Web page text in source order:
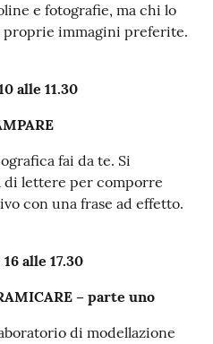
e fotografie, ma chi lo
immagini preferite.
alle 11.30
fai da te. Si
lettere per comporre
con una frase ad effetto.
alle 17.30
– parte uno
di modellazione